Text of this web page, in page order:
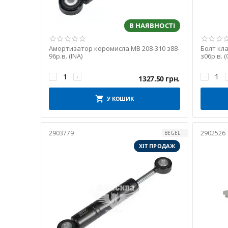
OE Germany
OE MB
ONKA
Original "копія"
PIERBURG
POLMO
PROFIT
Rapro
Saleri SIL
В НАЯВНОСТІ
Амортизатор коромисла MB 208-310 з88-
96р.в. (INA)
+
− 1327.50 грн.
У КОШИК
Болт
з06р.в.
−
2903779
BEGEL
ХІТ ПРОДАЖ
2902526